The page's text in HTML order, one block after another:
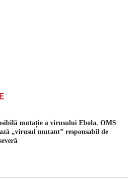
mutație a virusului Ebola. OMS
„virusul mutant” responsabil de